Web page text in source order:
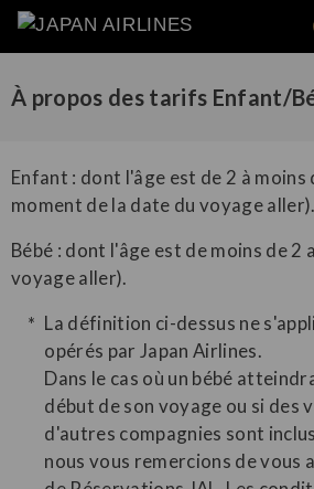
À propos des tarifs Enfant/
Enfant : dont l'âge est de 2 à moins
moment de la date du voyage aller).
Bébé : dont l'âge est de moins de 2
voyage aller).
La définition ci-dessus ne
opérés par Japan Airlines.
Dans le cas où un bébé
début de son voyage ou si des
d'autres compagnies sont
nous vous remercions de vous